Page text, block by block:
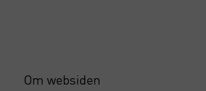
Om websiden